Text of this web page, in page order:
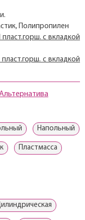
Полипропилен
с вкладкой
с вкладкой
Напольный
Пластмасса